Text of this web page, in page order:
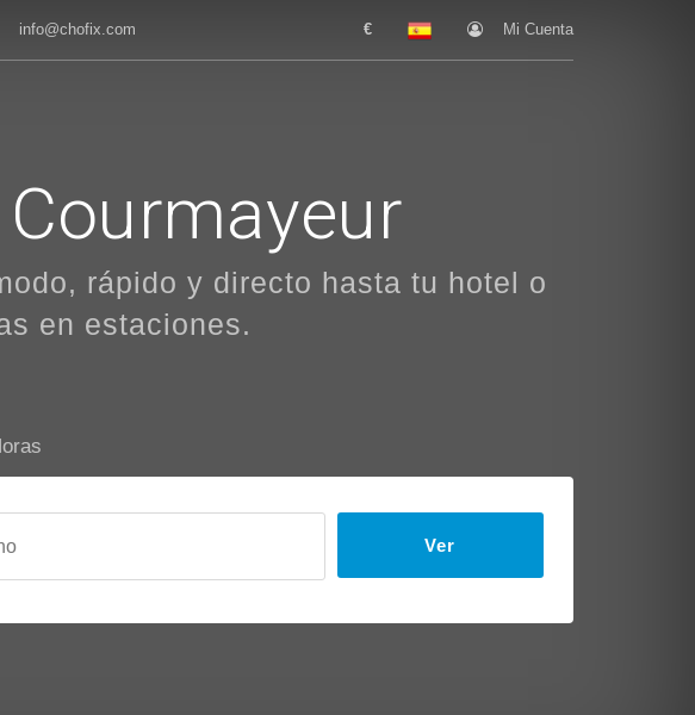
info@chofix.com € Mi Cuenta
rápido y directo hasta tu hotel o
en estaciones.
Ver